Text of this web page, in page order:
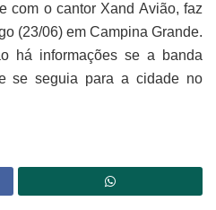
com o cantor Xand Avião, faz
(23/06) em Campina Grande.
há informações se a banda
se seguia para a cidade no